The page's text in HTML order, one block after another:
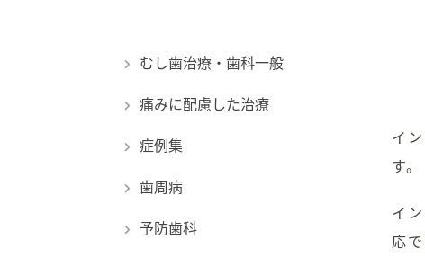
イ
す。
イ
応
むし歯治療・歯科一般
痛みに配慮した治療
症例集
歯周病
予防歯科